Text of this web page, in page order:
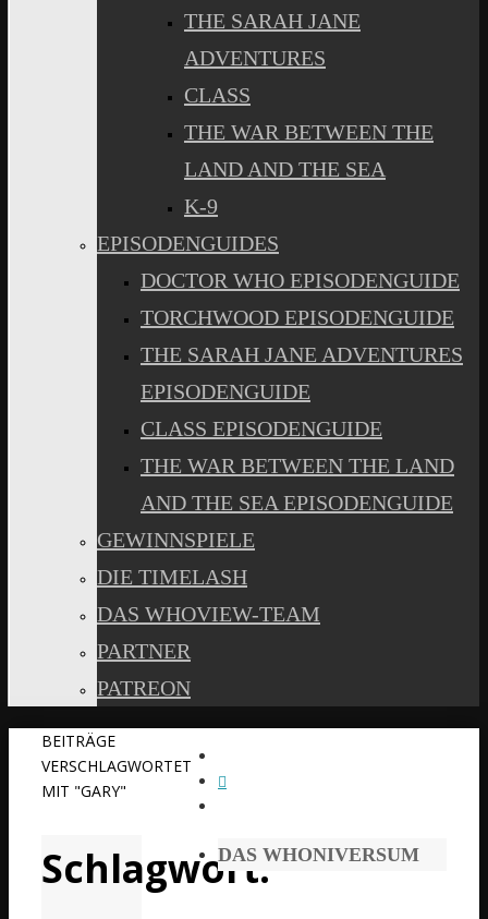
THE SARAH JANE
ADVENTURES
CLASS
THE WAR BETWEEN THE
LAND AND THE SEA
K-9
EPISODENGUIDES
DOCTOR WHO EPISODENGUIDE
TORCHWOOD EPISODENGUIDE
THE SARAH JANE ADVENTURES
EPISODENGUIDE
CLASS EPISODENGUIDE
THE WAR BETWEEN THE LAND
AND THE SEA EPISODENGUIDE
GEWINNSPIELE
DIE TIMELASH
DAS WHOVIEW-TEAM
PARTNER
PATREON
START
BEITRÄGE
VERSCHLAGWORTET
MIT "GARY"
Schlagwort:DAS WHONIVERSUM